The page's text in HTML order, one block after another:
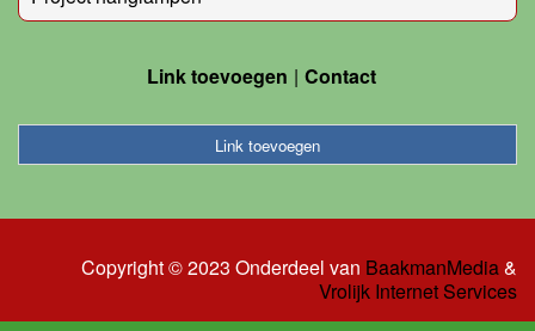
Link toevoegen Contact
Link toevoegen
Copyright © 2023 Onderdeel van BaakmanMedia&
Vrolijk Internet Services